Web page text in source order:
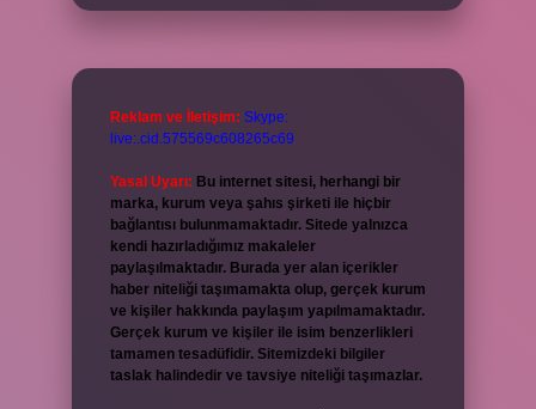
Reklam ve İletişim: Skype:
live:.cid.575569c608265c69
Yasal Uyarı: Bu internet sitesi, herhangi bir
marka, kurum veya şahıs şirketi ile hiçbir
bağlantısı bulunmamaktadır. Sitede yalnızca
kendi hazırladığımız makaleler
paylaşılmaktadır. Burada yer alan içerikler
haber niteliği taşımamakta olup, gerçek kurum
ve kişiler hakkında paylaşım yapılmamaktadır.
Gerçek kurum ve kişiler ile isim benzerlikleri
tamamen tesadüfidir. Sitemizdeki bilgiler
taslak halindedir ve tavsiye niteliği taşımazlar.